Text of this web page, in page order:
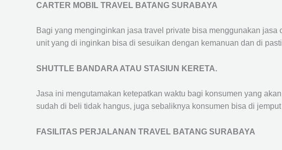
CARTER MOBIL TRAVEL BATANG SURABAYA
Bagi yang menginginkan jasa travel private bisa menggunakan
unit yang di inginkan bisa di sesuikan dengan kemanuan dan di
SHUTTLE BANDARA ATAU STASIUN KERETA.
Jasa ini mengutamakan ketepatkan waktu bagi konsumen yang
sudah di beli tidak hangus, juga sebaliknya konsumen bisa di
FASILITAS PERJALANAN TRAVEL BATANG SURABAYA